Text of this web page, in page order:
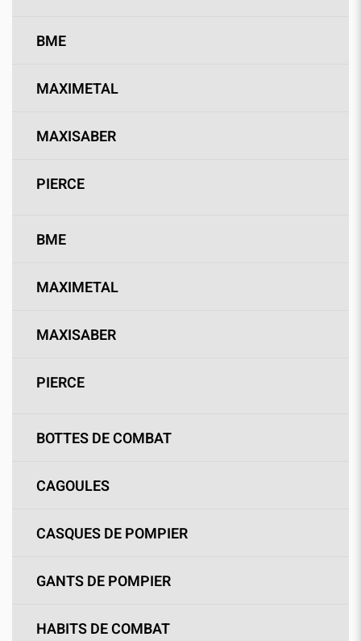
BME
MAXIMETAL
MAXISABER
PIERCE
BME
MAXIMETAL
MAXISABER
PIERCE
BOTTES DE COMBAT
CAGOULES
CASQUES DE POMPIER
GANTS DE POMPIER
HABITS DE COMBAT